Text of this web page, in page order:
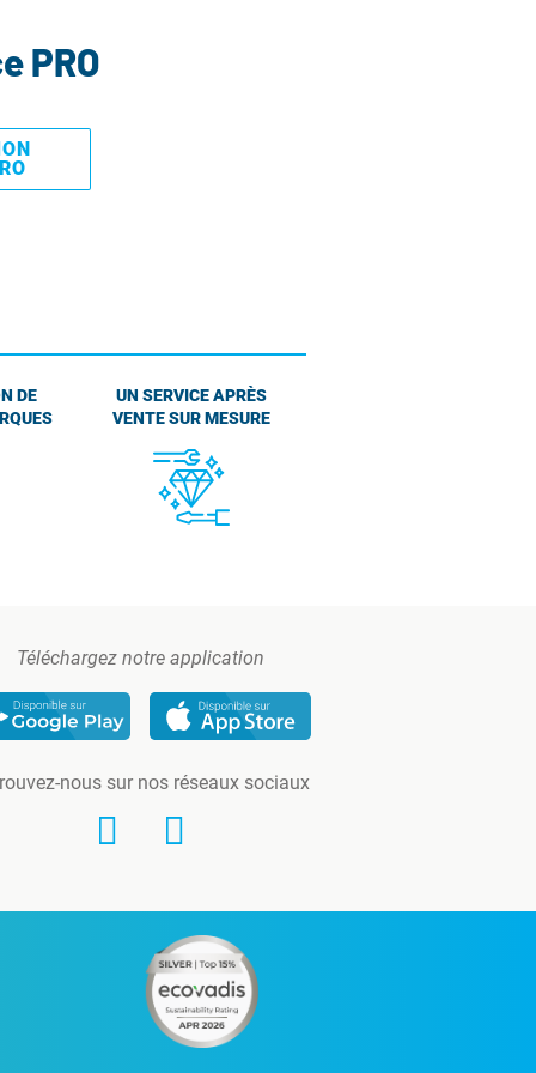
PRO
DE
UN SERVICE APRÈS
VENTE SUR MESURE
Téléchargez notre application
nous sur nos réseaux sociaux